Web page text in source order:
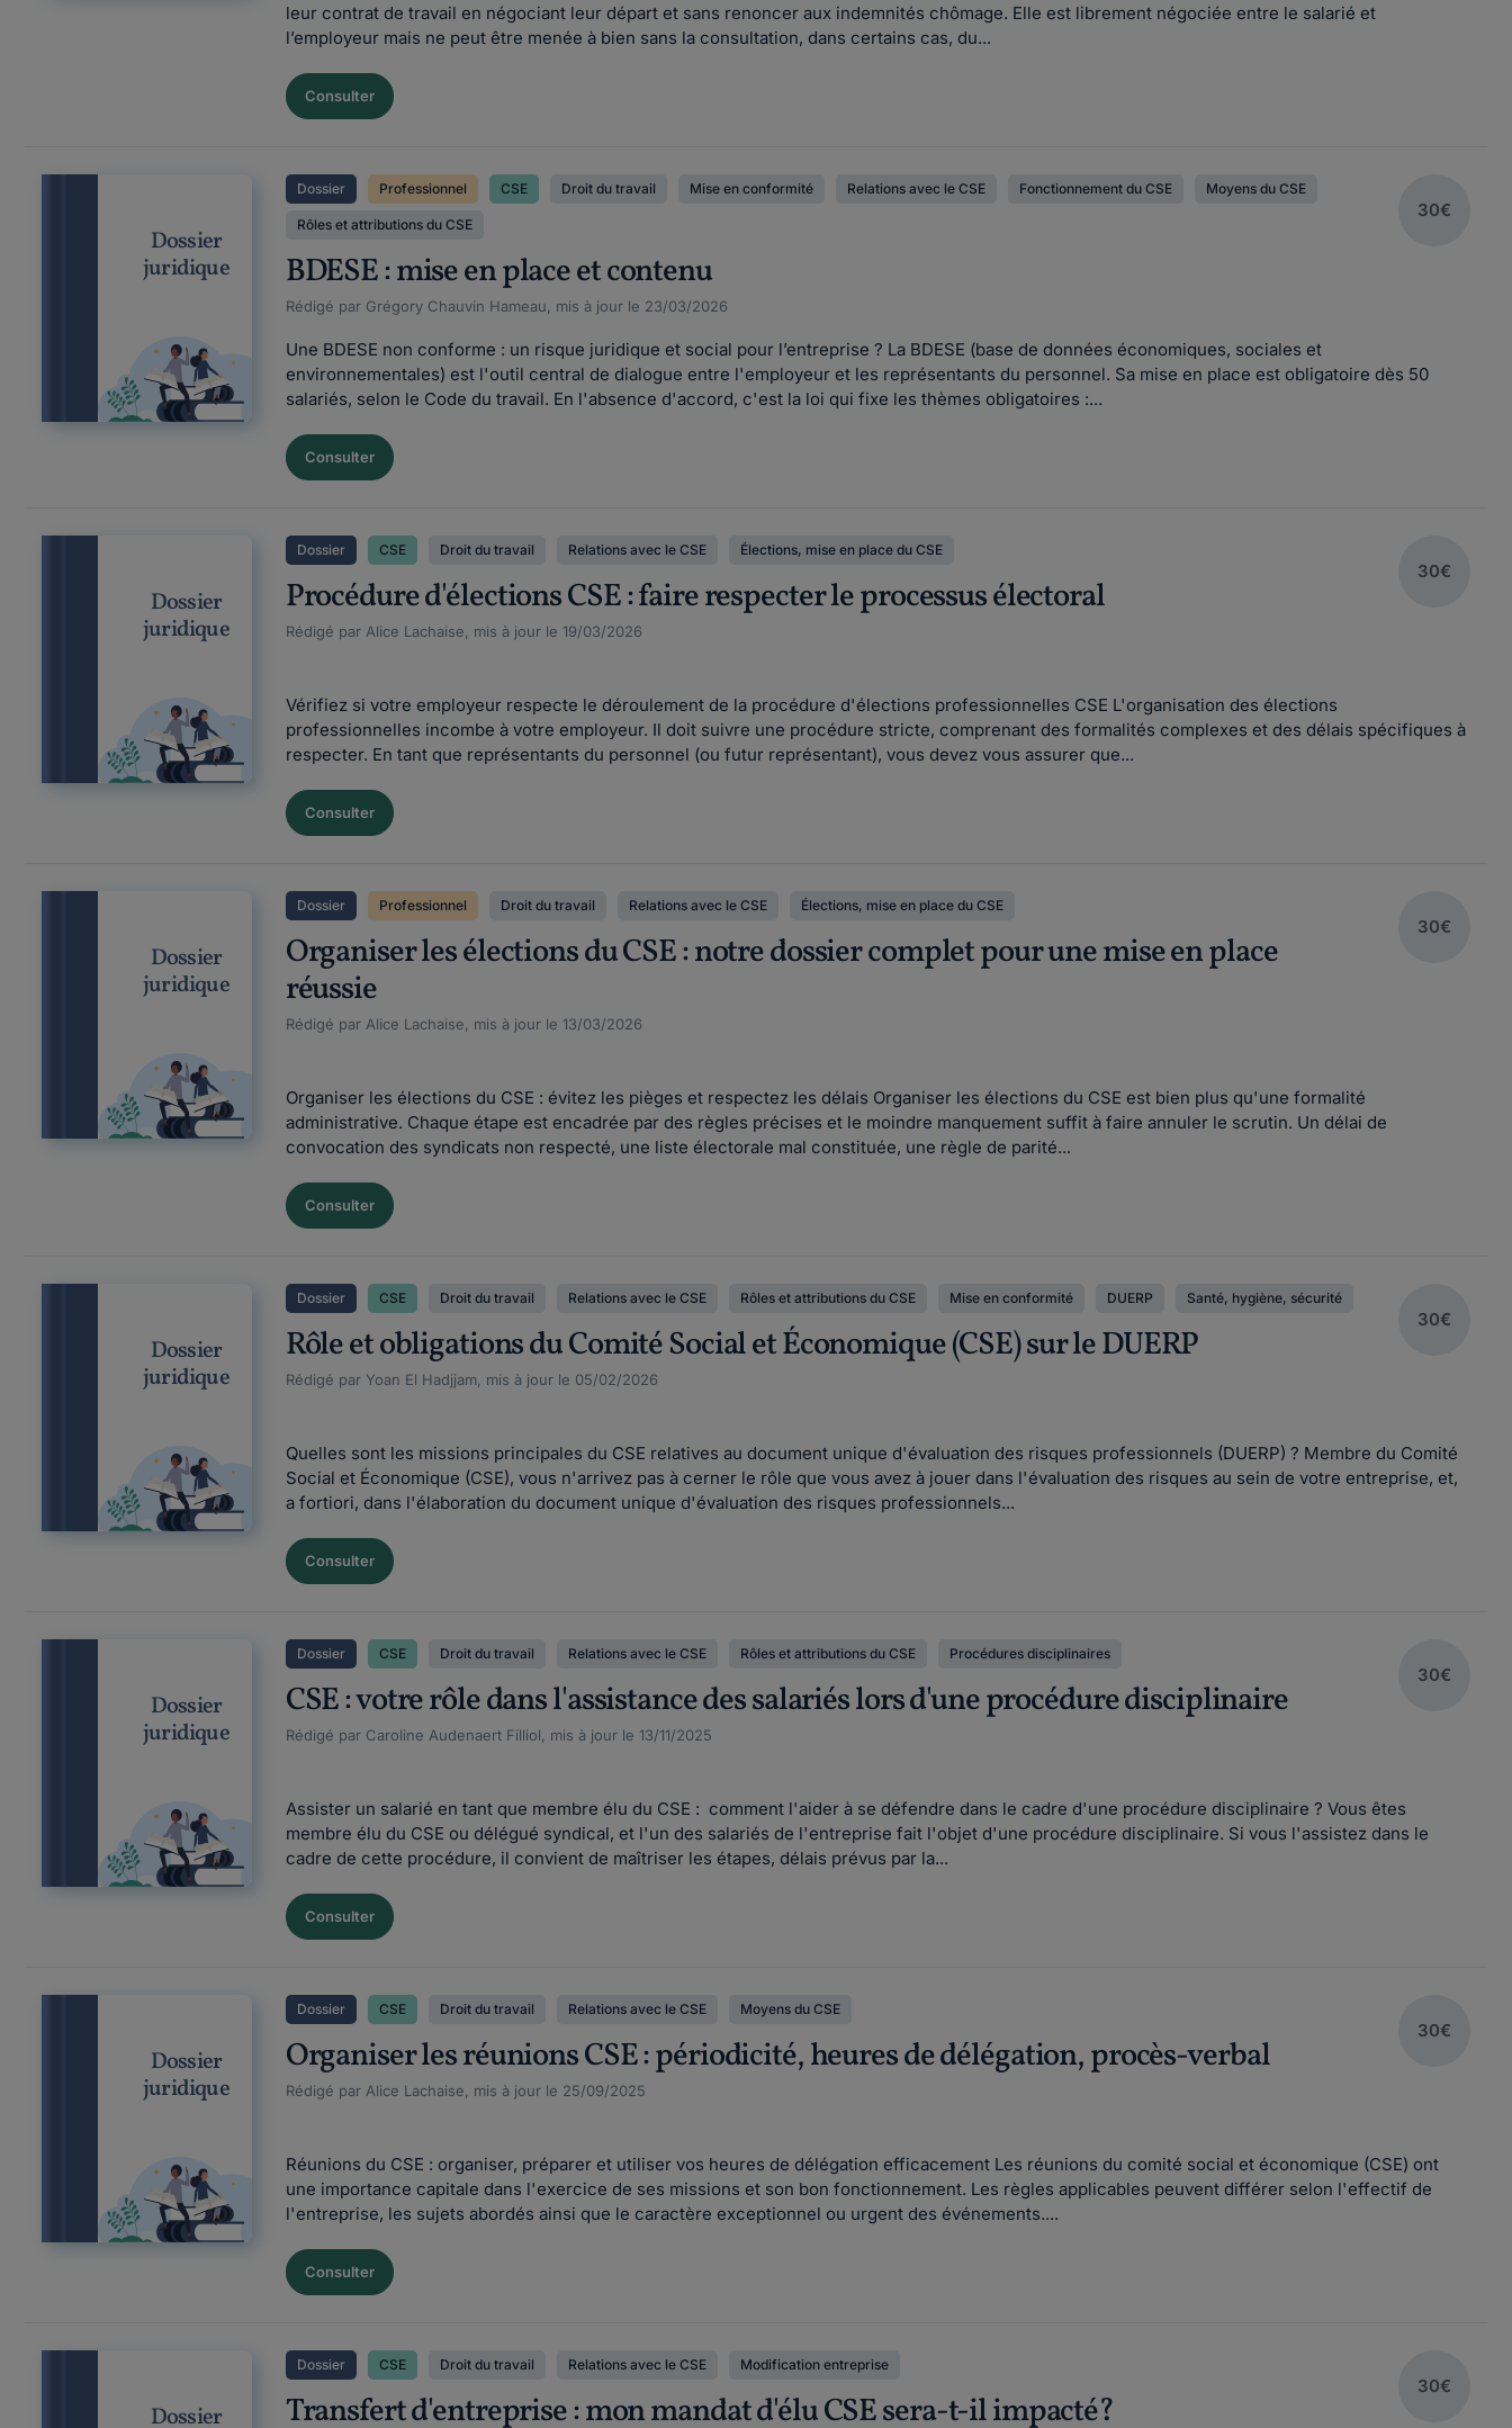
leur contrat de travail en négociant leur départ et sans renoncer aux indemnités chômage. Elle est librement négociée entre le salarié et
l’employeur mais ne peut être menée à bien sans la consultation, dans certains cas, du...
Consulter
Dossier
juridique
Dossier Professionnel CSE Droit du travail Mise en conformité Relations avec le CSE Fonctionnement du CSE Moyens du CSE
Rôles et attributions du CSE
BDESE : mise en place et contenu
Rédigé par Grégory Chauvin Hameau, mis à jour le 23/03/2026
30€
Une BDESE non conforme : un risque juridique et social pour l’entreprise ? La BDESE (base de données économiques, sociales et
environnementales) est l'outil central de dialogue entre l'employeur et les représentants du personnel. Sa mise en place est obligatoire dès 50
salariés, selon le Code du travail. En l'absence d'accord, c'est la loi qui fixe les thèmes obligatoires :...
Consulter
Dossier
juridique
Dossier CSE Droit du travail Relations avec le CSE Élections, mise en place du CSE
Procédure d'élections CSE : faire respecter le processus électoral
Rédigé par Alice Lachaise, mis à jour le 19/03/2026
30€
Vérifiez si votre employeur respecte le déroulement de la procédure d'élections professionnelles CSE L'organisation des élections
professionnelles incombe à votre employeur. Il doit suivre une procédure stricte, comprenant des formalités complexes et des délais spécifiques à
respecter. En tant que représentants du personnel (ou futur représentant), vous devez vous assurer que...
Consulter
Dossier
juridique
Dossier Professionnel Droit du travail Relations avec le CSE Élections, mise en place du CSE
Organiser les élections du CSE : notre dossier complet pour une mise en place
réussie
Rédigé par Alice Lachaise, mis à jour le 13/03/2026
30€
Organiser les élections du CSE : évitez les pièges et respectez les délais Organiser les élections du CSE est bien plus qu'une formalité
administrative. Chaque étape est encadrée par des règles précises et le moindre manquement suffit à faire annuler le scrutin. Un délai de
convocation des syndicats non respecté, une liste électorale mal constituée, une règle de parité...
Consulter
Dossier
juridique
Dossier CSE Droit du travail Relations avec le CSE Rôles et attributions du CSE Mise en conformité DUERP Santé, hygiène, sécurité
Rôle et obligations du Comité Social et Économique (CSE) sur le DUERP
Rédigé par Yoan El Hadjjam, mis à jour le 05/02/2026
30€
Quelles sont les missions principales du CSE relatives au document unique d'évaluation des risques professionnels (DUERP) ? Membre du Comité
Social et Économique (CSE), vous n'arrivez pas à cerner le rôle que vous avez à jouer dans l'évaluation des risques au sein de votre entreprise, et,
a fortiori, dans l'élaboration du document unique d'évaluation des risques professionnels...
Consulter
Dossier
juridique
Dossier CSE Droit du travail Relations avec le CSE Rôles et attributions du CSE Procédures disciplinaires
CSE : votre rôle dans l'assistance des salariés lors d'une procédure disciplinaire
Rédigé par Caroline Audenaert Filliol, mis à jour le 13/11/2025
30€
Assister un salarié en tant que membre élu du CSE : comment l'aider à se défendre dans le cadre d'une procédure disciplinaire ? Vous êtes
membre élu du CSE ou délégué syndical, et l'un des salariés de l'entreprise fait l'objet d'une procédure disciplinaire. Si vous l'assistez dans le
cadre de cette procédure, il convient de maîtriser les étapes, délais prévus par la...
Consulter
Dossier
juridique
Dossier CSE Droit du travail Relations avec le CSE Moyens du CSE
Organiser les réunions CSE : périodicité, heures de délégation, procès-verbal
Rédigé par Alice Lachaise, mis à jour le 25/09/2025
30€
Réunions du CSE : organiser, préparer et utiliser vos heures de délégation efficacement Les réunions du comité social et économique (CSE) ont
une importance capitale dans l'exercice de ses missions et son bon fonctionnement. Les règles applicables peuvent différer selon l'effectif de
l'entreprise, les sujets abordés ainsi que le caractère exceptionnel ou urgent des événements....
Consulter
Dossier
Dossier CSE Droit du travail Relations avec le CSE Modification entreprise
Transfert d'entreprise : mon mandat d'élu CSE sera-t-il impacté?
30€